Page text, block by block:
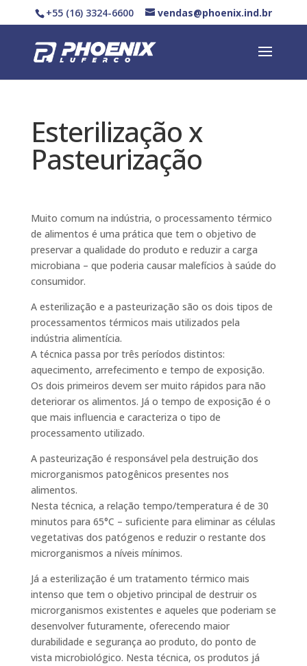
+55 (16) 3324-6600 vendas@phoenix.ind.br
Esterilização x
Pasteurização
Muito comum na indústria, o processamento térmico
de alimentos é uma prática que tem o objetivo de
preservar a qualidade do produto e reduzir a carga
microbiana – que poderia causar malefícios à saúde do
consumidor.
A esterilização e a pasteurização são os dois tipos de
processamentos térmicos mais utilizados pela
indústria alimentícia.
A técnica passa por três períodos distintos:
aquecimento, arrefecimento e tempo de exposição.
Os dois primeiros devem ser muito rápidos para não
deteriorar os alimentos. Já o tempo de exposição é o
que mais influencia e caracteriza o tipo de
processamento utilizado.
A pasteurização é responsável pela destruição dos
microrganismos patogênicos presentes nos
alimentos.
Nesta técnica, a relação tempo/temperatura é de 30
minutos para 65°C – suficiente para eliminar as células
vegetativas dos patógenos e reduzir o restante dos
microrganismos a níveis mínimos.
Já a esterilização é um tratamento térmico mais
intenso que tem o objetivo principal de destruir os
microrganismos existentes e aqueles que poderiam se
desenvolver futuramente, oferecendo maior
durabilidade e segurança ao produto, do ponto de
vista microbiológico. Nesta técnica, os produtos já